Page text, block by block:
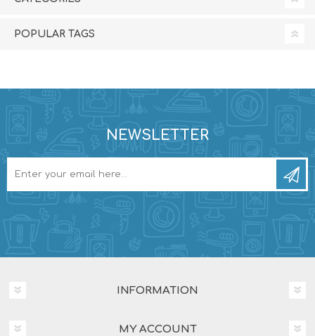
POPULAR TAGS
NEWSLETTER
INFORMATION
MY ACCOUNT